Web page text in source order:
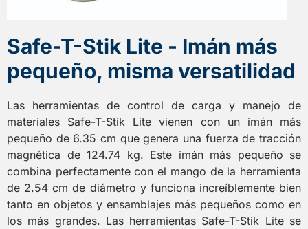
Safe-T-Stik Lite - Imán más
pequeño, misma versatilidad
Las herramientas de control de carga y manejo de
materiales Safe-T-Stik Lite vienen con un imán más
pequeño de 6.35 cm que genera una fuerza de tracción
magnética de 124.74 kg. Este imán más pequeño se
combina perfectamente con el mango de la herramienta
de 2.54 cm de diámetro y funciona increíblemente bien
tanto en objetos y ensamblajes más pequeños como en
los más grandes. Las herramientas Safe-T-Stik Lite se